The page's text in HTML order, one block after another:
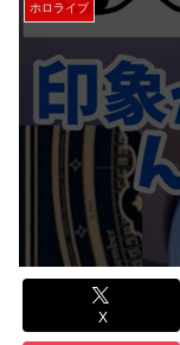
ホロライブ
X